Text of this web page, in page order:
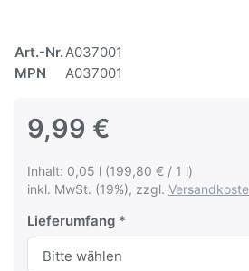
Art.-Nr.A037001
MPN
A037001
9,99 €
Inhalt: 0,05 l (199,80 € / 1 l)
inkl. MwSt. (19%), zzgl.
Lieferumfang